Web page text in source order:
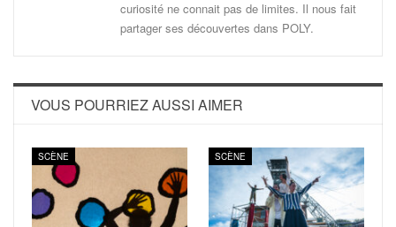
curiosité ne connait pas de limites. Il nous fait
partager ses découvertes dans POLY.
VOUS POURRIEZ AUSSI AIMER
SCÈNE SCÈNE